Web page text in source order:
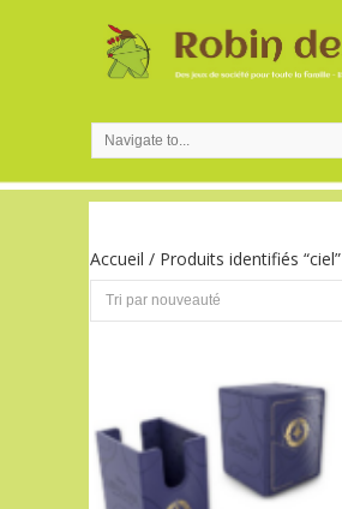
Accueil / Produits identifiés “ciel”